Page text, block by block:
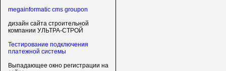
megainformatic cms groupon
дизайн сайта строительной
компании УЛЬТРА-СТРОЙ
Тестирование подключения
платежной системы
Выпадающее окно регистрации на